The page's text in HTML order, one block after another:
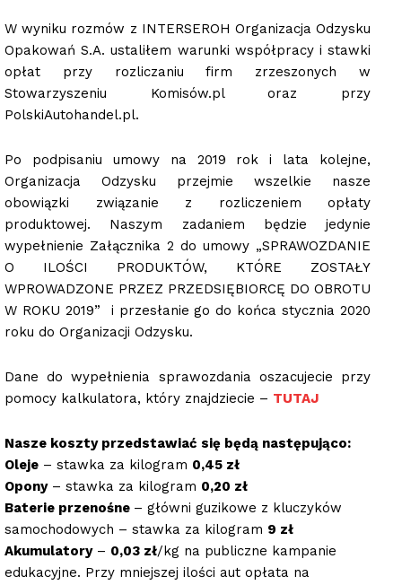
W wyniku rozmów z INTERSEROH Organizacja Odzysku
Opakowań S.A. ustaliłem warunki współpracy i stawki
opłat przy rozliczaniu firm zrzeszonych w
Stowarzyszeniu Komisów.pl oraz przy
PolskiAutohandel.pl.
Po podpisaniu umowy na 2019 rok i lata kolejne,
Organizacja Odzysku przejmie wszelkie nasze
obowiązki związanie z rozliczeniem opłaty
produktowej. Naszym zadaniem będzie jedynie
wypełnienie Załącznika 2 do umowy „SPRAWOZDANIE
O ILOŚCI PRODUKTÓW, KTÓRE ZOSTAŁY
WPROWADZONE PRZEZ PRZEDSIĘBIORCĘ DO OBROTU
W ROKU 2019” i przesłanie go do końca stycznia 2020
roku do Organizacji Odzysku.
Dane do wypełnienia sprawozdania oszacujecie przy
pomocy kalkulatora, który znajdziecie – TUTAJ
Nasze koszty przedstawiać się będą następująco:
Oleje – stawka za kilogram 0,45 zł
Opony– stawka za kilogram 0,20 zł
Baterie przenośne – główni guzikowe z kluczyków
samochodowych – stawka za kilogram 9 zł
Akumulatory– 0,03 zł/kg na publiczne kampanie
edukacyjne. Przy mniejszej ilości aut opłata na